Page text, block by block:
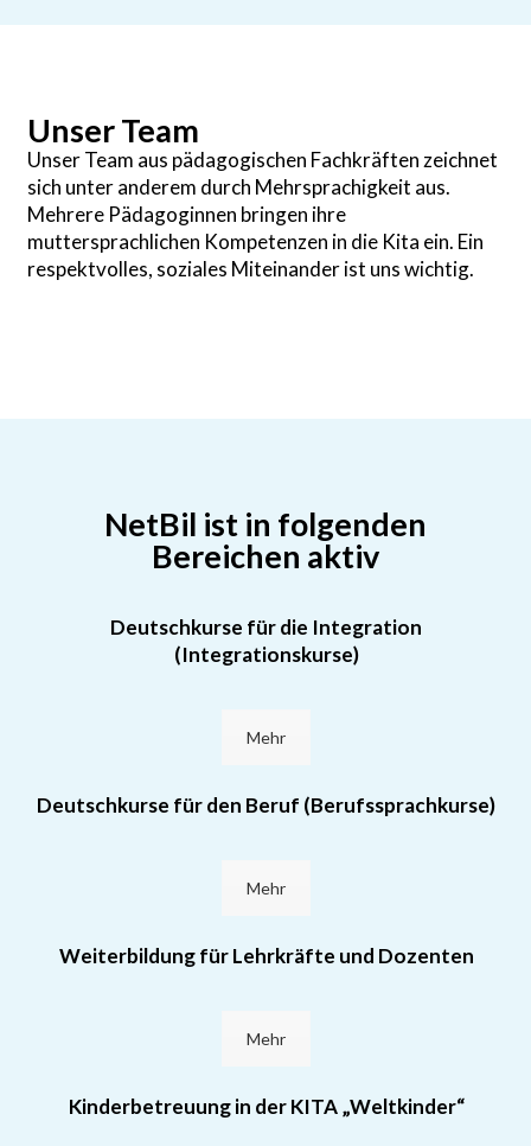
Unser Team
Unser Team aus pädagogischen Fachkräften zeichnet
sich unter anderem durch Mehrsprachigkeit aus.
Mehrere Pädagoginnen bringen ihre
muttersprachlichen Kompetenzen in die Kita ein. Ein
respektvolles, soziales Miteinander ist uns wichtig.
NetBil ist in folgenden
Bereichen aktiv
Deutschkurse für die Integration
(Integrationskurse)
Mehr
Deutschkurse für den Beruf (Berufssprachkurse)
Mehr
Weiterbildung für Lehrkräfte und Dozenten
Mehr
Kinderbetreuung in der KITA „Weltkinder“